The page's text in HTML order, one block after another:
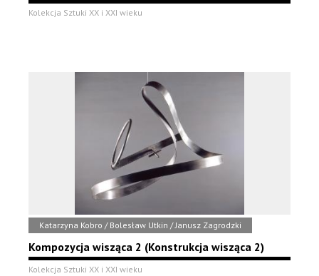
Kolekcja Sztuki XX i XXI wieku
Katarzyna Kobro / Bolesław Utkin / Janusz Zagrodzki
Kompozycja wisząca 2 (Konstrukcja wisząca 2)
Kolekcja Sztuki XX i XXI wieku